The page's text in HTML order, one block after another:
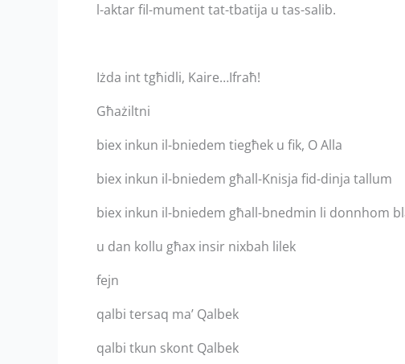
l-aktar fil-mument tat-tbatija u tas-salib.
Iżda int tgħidli, Kaire…Ifraħ!
Għażiltni
biex inkun il-bniedem tiegħek u fik, O Alla
biex inkun il-bniedem għall-Knisja fid-dinja tallum
biex inkun il-bniedem għall-bnedmin li donnhom
u dan kollu għax insir nixbah lilek
fejn
qalbi tersaq ma’ Qalbek
qalbi tkun skont Qalbek